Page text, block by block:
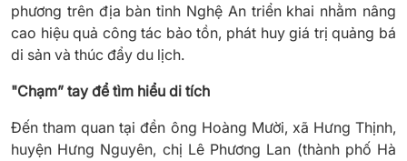
phương trên địa bàn tỉnh Nghệ An triển khai nhằm nâng
cao hiệu quả công tác bảo tồn, phát huy giá trị quảng bá
di sản và thúc đẩy du lịch.
"Chạm” tay để tìm hiểu di tích
Đến tham quan tại đền ông Hoàng Mười, xã Hưng Thịnh,
huyện Hưng Nguyên, chị Lê Phương Lan (thành phố Hà